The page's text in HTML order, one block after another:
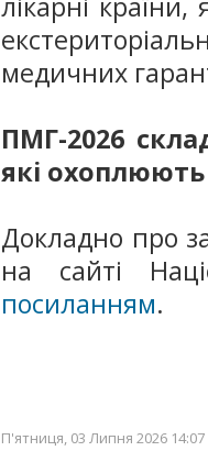
медичних
ПМГ-2026
які
Докладно про
на сайті
посиланням.
П'ятниця, 03 Липня 2026